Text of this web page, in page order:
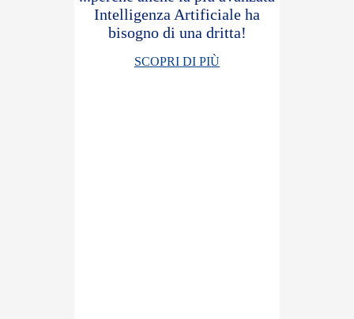
Intelligenza Artificiale ha
bisogno di una dritta!
SCOPRI DI PIÙ